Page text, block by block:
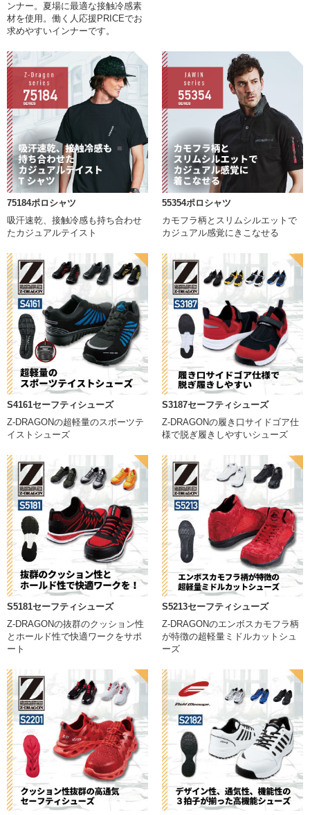
ンナー。夏場に最適な接触冷感素
材を使用。働く人応援PRICEでお
求めやすいインナーです。
75184ポロシャツ
吸汗速乾、接触冷感も持ち合わせ
たカジュアルテイスト
55354ポロシャツ
カモフラ柄とスリムシルエットで
カジュアル感覚にきこなせる
S4161セーフティシューズ
Z-DRAGONの超軽量のスポーツテ
イストシューズ
S3187セーフティシューズ
Z-DRAGONの履き口サイドゴア仕
様で脱ぎ履きしやすいシューズ
S5181セーフティシューズ
Z-DRAGONの抜群のクッション性
とホールド性で快適ワークをサポ
ート
S5213セーフティシューズ
Z-DRAGONのエンボスカモフラ柄
が特徴の超軽量ミドルカットシュ
ーズ